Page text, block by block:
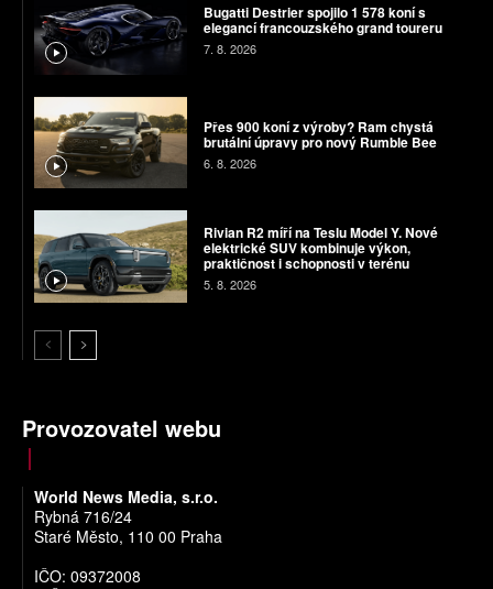
Bugatti Destrier spojilo 1 578 koní s
elegancí francouzského grand toureru
7. 8. 2026
Přes 900 koní z výroby? Ram chystá
brutální úpravy pro nový Rumble Bee
6. 8. 2026
Rivian R2 míří na Teslu Model Y. Nové
elektrické SUV kombinuje výkon,
praktičnost i schopnosti v terénu
5. 8. 2026
Provozovatel webu
World News Media, s.r.o.
Rybná 716/24
Staré Město, 110 00 Praha
IČO: 09372008